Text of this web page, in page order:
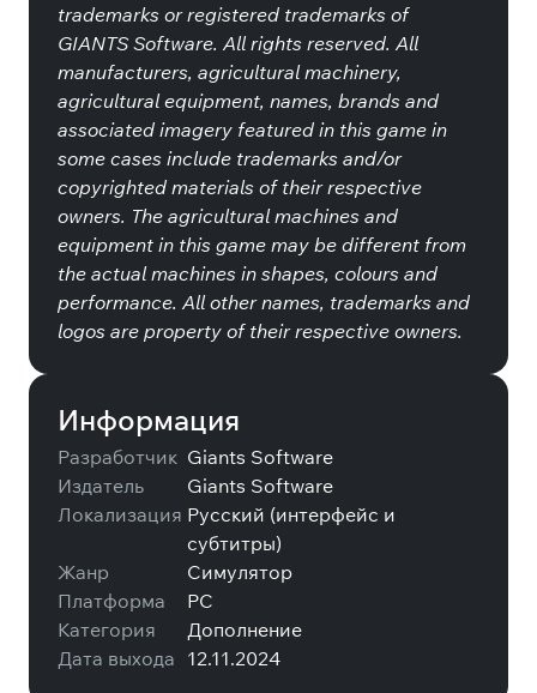
trademarks or registered trademarks of
GIANTS Software. All rights reserved. All
manufacturers, agricultural machinery,
agricultural equipment, names, brands and
associated imagery featured in this game in
some cases include trademarks and/or
copyrighted materials of their respective
owners. The agricultural machines and
equipment in this game may be different from
the actual machines in shapes, colours and
performance. All other names, trademarks and
logos are property of their respective owners.
Информация
Разработчик Giants Software
Издатель
Giants Software
Локализация Русский (интерфейс и
субтитры)
Жанр
Симулятор
Платформа
PC
Категория
Дополнение
Дата выхода 12.11.2024